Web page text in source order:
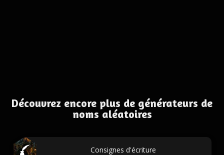
Découvrez encore plus de générateurs de
noms aléatoires
Consignes d'écriture